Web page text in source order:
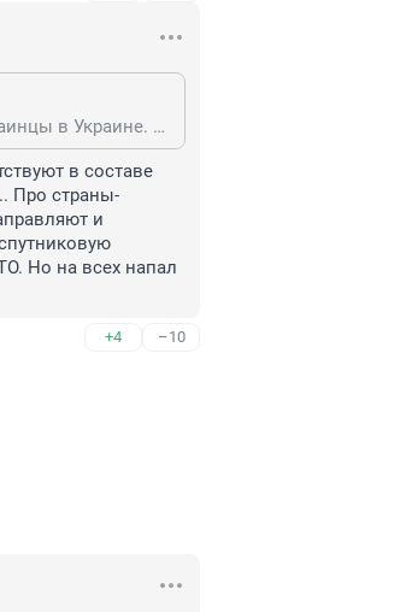
Ага....на нас напали поляки в Польше, фины в Финляндии, украинцы в Украине. И за всем этим стоят англосаксы....
в составе
Про страны-
и
Но на всех напал
+4 –10